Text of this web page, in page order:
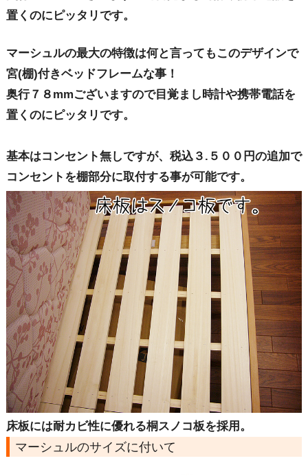
置くのにピッタリです。
マーシュルの最大の特徴は何と言ってもこのデザインで
宮(棚)付きベッドフレームな事！
奥行７８mmございますので目覚まし時計や携帯電話を
置くのにピッタリです。
基本はコンセント無しですが、税込３.５００円の追加で
コンセントを棚部分に取付する事が可能です。
床板には耐カビ性に優れる桐スノコ板を採用。
マーシュルのサイズに付いて